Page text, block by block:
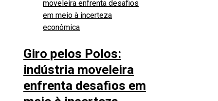
Giro pelos Polos:
indústria moveleira
enfrenta desafios em